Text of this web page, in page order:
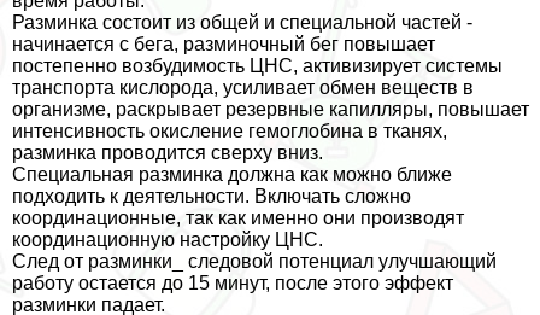
Разминка состоит из общей и специальной частей -
начинается с бега, разминочный бег повышает
постепенно возбудимость ЦНС, активизирует системы
трaнcпорта кислорода, усиливает обмен веществ в
организме, раскрывает резервные капилляры, повышает
интенсивность окисление гемоглобина в тканях,
разминка проводится сверху вниз.
Специальная разминка должна как можно ближе
подходить к деятельности. Включать сложно
координационные, так как именно они производят
координационную настройку ЦНС.
След от разминки_ следовой потенциал улучшающий
работу остается до 15 минут, после этого эффект
разминки падает.